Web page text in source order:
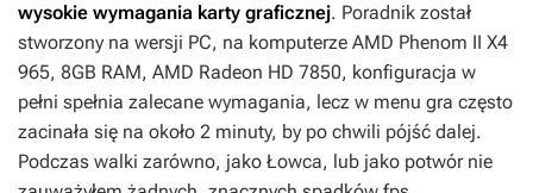
wysokie wymagania karty graficznej. Poradnik został
stworzony na wersji PC, na komputerze AMD Phenom II X4
965, 8GB RAM, AMD Radeon HD 7850, konfiguracja w
pełni spełnia zalecane wymagania, lecz w menu gra często
zacinała się na około 2 minuty, by po chwili pójść dalej.
Podczas walki zarówno, jako Łowca, lub jako potwór nie